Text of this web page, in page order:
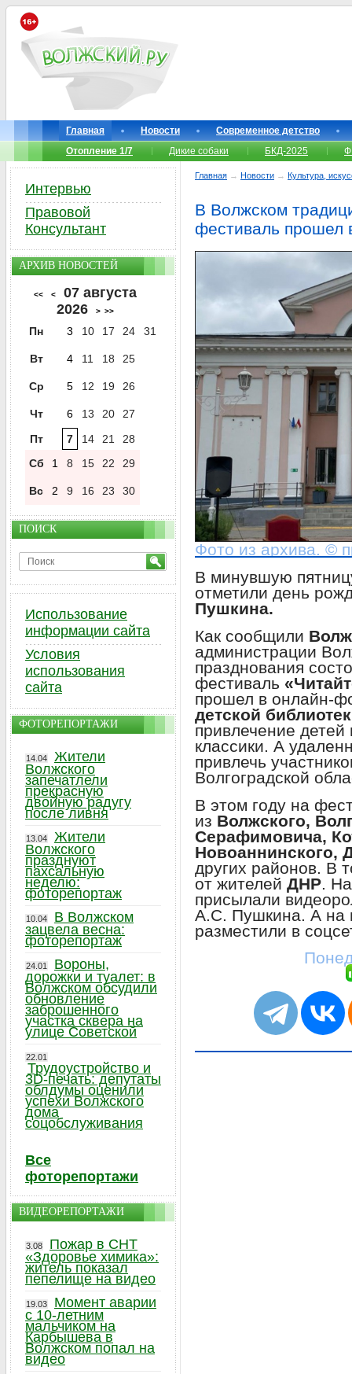
Главная Новости
Современное детство
Отопление 1/7
Дикие собаки БКД-2025
Главная → Новости → Культура,
В Волжском
фестиваль прошел
Фото из архива. ©
В минувшую
отметили день
Пушкина.
Как сообщили
администрации
празднования
фестиваль
прошел в онлайн-
детской
привлечение
классики. А
привлечь
Волгоградской
В этом году на
из Волжского,
Серафимовича,
Новоаннинского,
других районов. В
от жителей ДНР.
присылали
А.С. Пушкина. А на
разместили в
Интервью
Правовой
Консультант
АРХИВ НОВОСТЕЙ
<< <
07 августа
2026
> >>
Пн 3 10 17 24 31
Вт 4 11 18 25
Ср 5 12 19 26
Чт 6 13 20
27
Пт
7 14 21
28
Сб
1 8 15 22 29
Вс 2 9 16 23 30
ПОИСК
Использование
информации сайта
Условия
использования
сайта
ФОТОРЕПОРТАЖИ
14.04
Жители
Волжского
запечатлели
прекрасную
двойную радугу
после ливня
13.04
Жители
Волжского
празднуют
пахсальную
неделю:
фоторепортаж
10.04
В Волжском
зацвела весна:
фоторепортаж
24.01
Вороны,
дорожки и туалет: в
Волжском обсудили
обновление
заброшенного
участка сквера на
улице Советской
22.01
Трудоустройство и
3D-печать: депутаты
облдумы оценили
успехи Волжского
дома
соцобслуживания
Все
фоторепортажи
ВИДЕОРЕПОРТАЖИ
3.08
Пожар в СНТ
«Здоровье химика»:
житель показал
пепелище на видео
19.03
Момент аварии
с 10-летним
мальчиком на
Карбышева в
Волжском попал на
видео